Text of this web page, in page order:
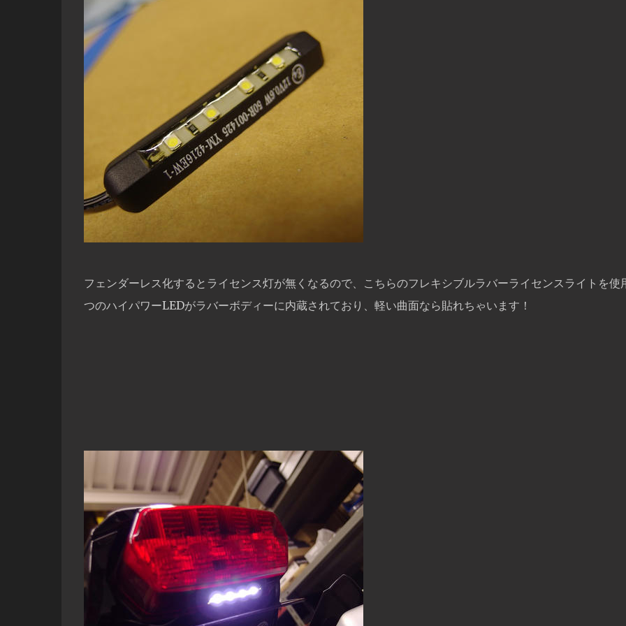
フェンダーレス化するとライセンス灯が無くなるので、こちらのフレキシブルラバーライセンスライトを使
つのハイパワーLEDがラバーボディーに内蔵されており、軽い曲面なら貼れちゃいます！